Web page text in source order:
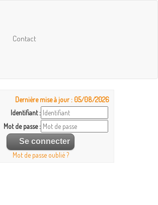
Contact
Dernière mise à jour : 05/08/2026
Identifiant :
Mot de passe :
Mot de passe oublié ?